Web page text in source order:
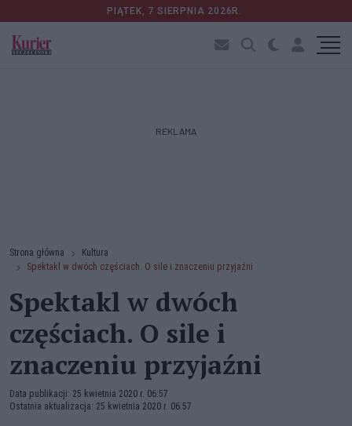
PIĄTEK, 7 SIERPNIA 2026R.
REKLAMA
Strona główna
Kultura
Spektakl w dwóch częściach. O sile i znaczeniu przyjaźni
Spektakl w dwóch
częściach. O sile i
znaczeniu przyjaźni
Data publikacji: 25 kwietnia 2020 r. 06:57
Ostatnia aktualizacja: 25 kwietnia 2020 r. 06:57